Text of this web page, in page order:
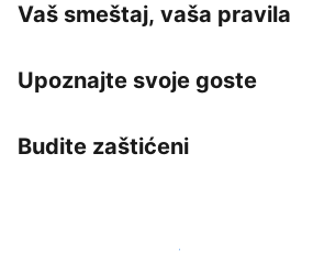
Vaš smeštaj, vaša pravila
Upoznajte svoje goste
Budite zaštićeni
Registrujte svoj objekat već danas